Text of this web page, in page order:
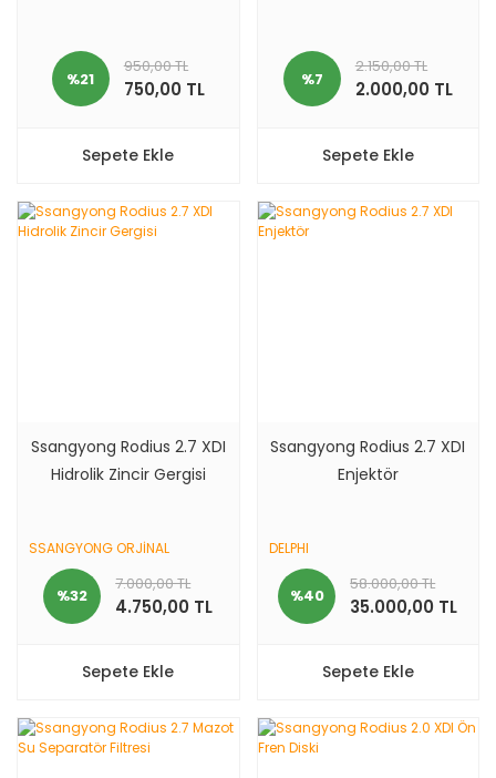
%21
950,00 TL
750,00 TL
Sepete Ekle
%7
2.150,00 TL
2.000,00 TL
Sepete Ekle
Ssangyong Rodius 2.7 XDI
Hidrolik Zincir Gergisi
SSANGYONG ORJİNAL
%32
7.000,00 TL
4.750,00 TL
Sepete Ekle
Ssangyong Rodius 2.7 XDI
Enjektör
DELPHI
%40
58.000,00 TL
35.000,00 TL
Sepete Ekle